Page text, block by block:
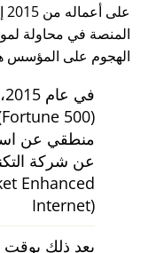
المنصة في محاولة
الهجوم على المؤسس
في عام 2015، تخلت بنك الاستثمار الهولندي
عن شركة
Enhanced
Internet)
بعد ذلك بوقت